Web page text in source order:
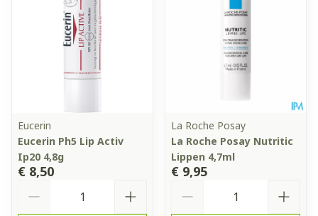
Eucerin
Eucerin Ph5 Lip Activ
Ip20 4,8g
€ 8,50
La Roche Posay
La Roche Posay Nutritic
Lippen 4,7ml
€ 9,95